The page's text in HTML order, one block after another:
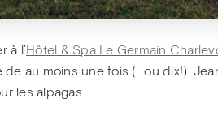
à l’Hôtel & Spa Le Germain
de au moins une fois (...ou dix!).
les alpagas.